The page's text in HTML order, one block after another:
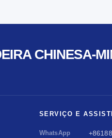
CHINESA-
SERVIÇO E
WhatsApp